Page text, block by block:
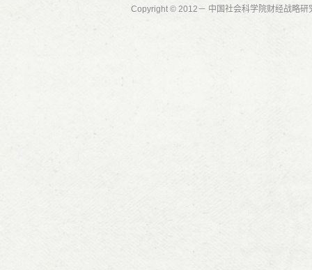
Copyright © 2012－ 中国社会科学院财经战略